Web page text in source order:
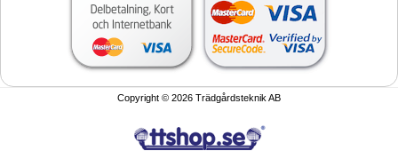
Copyright © 2026 Trädgårdsteknik AB